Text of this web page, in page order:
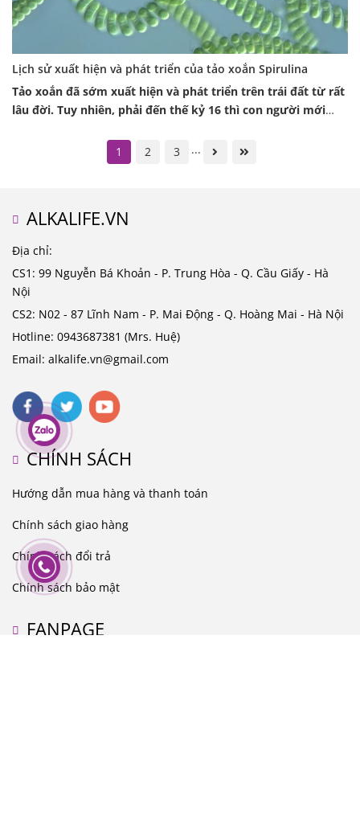
Lịch sử xuất hiện và phát triển của tảo xoắn Spirulina
Tảo xoắn đã sớm xuất hiện và phát triển trên trái đất từ rất
lâu đời. Tuy nhiên, phải đến thế kỷ 16 thì con người mới
bào này mang đến cho con người. Hãy cùng chúng tôi tìm
hiểu lịch sử phát triển của tảo xoắn Spirulina nhé.
1 2 3 ...
ALKALIFE.VN
Địa chỉ:
CS1: 99 Nguyễn Bá Khoản - P. Trung Hòa - Q. Cầu Giấy - Hà
Nội
CS2: N02 - 87 Lĩnh Nam - P. Mai Động - Q. Hoàng Mai - Hà Nội
Hotline: 0943687381 (Mrs. Huệ)
Email: alkalife.vn@gmail.com
CHÍNH SÁCH
Hướng dẫn mua hàng và thanh toán
Chính sách giao hàng
Chính sách đổi trả
Chính sách bảo mật
FANPAGE